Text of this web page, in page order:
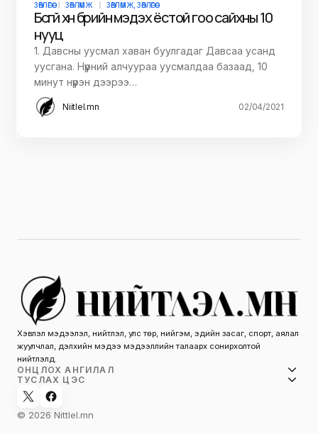
ЗӨВЛӨГӨӨ ЗӨВЛӨМЖ ЗӨВЛӨМЖ, ЗӨВЛӨГӨӨ
Бүсгүй хүн бүрийн мэдэх ёстой гоо сайхны 10
нууц
1. Давсны уусмал хаван буулгадаг Давсаа усанд
уусгана. Нүүрний алчуураа уусмалдаа базаад, 10
минут нүүрэн дээрээ…
Niitlel.mn 02/04/2021
Хэвлэл мэдээлэл, нийтлэл, улс төр, нийгэм, эдийн засаг, спорт, аялал
жуулчлал, дэлхийн мэдээ мэдээллийн талаарх сонирхолтой
нийтлэлүүд.
ОНЦЛОХ АНГИЛАЛ
ТУСЛАХ ЦЭС
© 2026 Nittlel.mn